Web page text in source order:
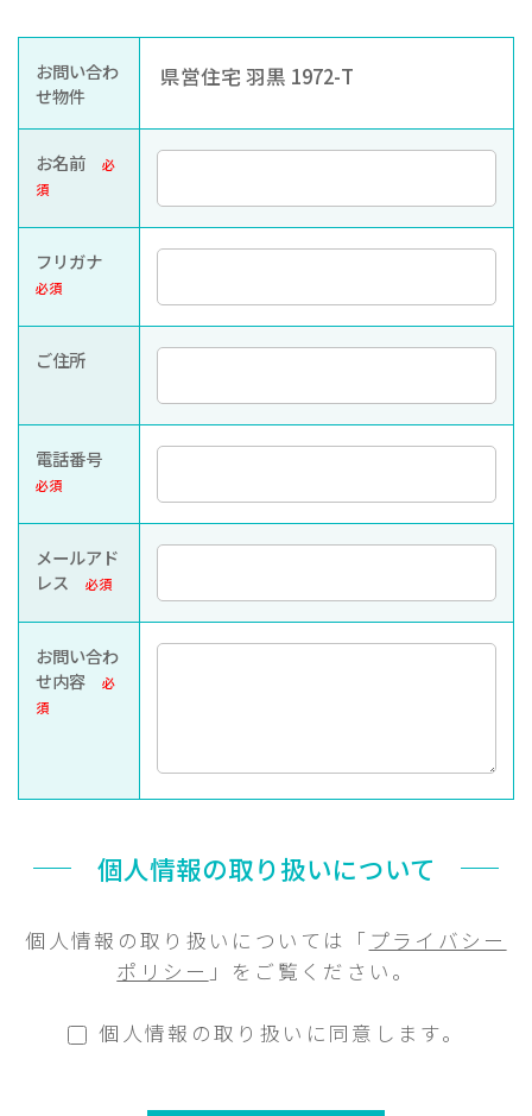
ぐんま住まいの
相談センター
現在お住まい
の方へ
公社に
ついて
採用
入札
お問い合わ
せ物件
県営住宅 羽黒 1972-T
お名前必
須
フリガナ
必須
ご住所
電話番号
必須
メールアド
レス必須
お問い合わ
せ内容必
須
個人情報の取り扱いについて
個人情報の取り扱いについては「 プライバシー
ポリシー 」をご覧ください。
個人情報の取り扱いに同意します。